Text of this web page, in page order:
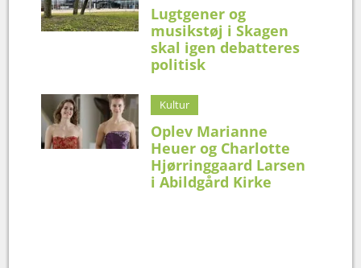
Lugtgener og
musikstøj i Skagen
skal igen debatteres
politisk
Kultur
Oplev Marianne
Heuer og Charlotte
Hjørringgaard Larsen
i Abildgård Kirke